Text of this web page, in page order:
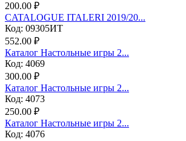
200.00 ₽
CATALOGUE ITALERI 2019/20...
Код: 09305ИТ
552.00 ₽
Каталог Настольные игры 2...
Код: 4069
300.00 ₽
Каталог Настольные игры 2...
Код: 4073
250.00 ₽
Каталог Настольные игры 2...
Код: 4076